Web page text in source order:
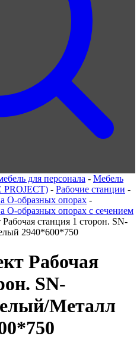
для персонала - Мебель
- Рабочие станции -
О-образных опорах -
О-образных опорах с сечением
станция 1 сторон. SN-
2940*600*750
Рабочая
SN-
Металл